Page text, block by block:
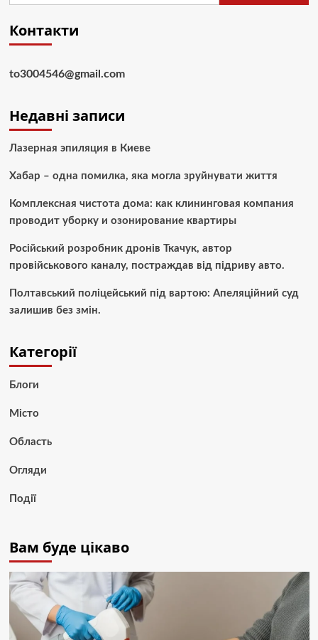
Контакти
to3004546@gmail.com
Недавні записи
Лазерная эпиляция в Киеве
Хабар – одна помилка, яка могла зруйнувати життя
Комплексная чистота дома: как клининговая компания
проводит уборку и озонирование квартиры
Російський розробник дронів Ткачук, автор
провійськового каналу, постраждав від підриву авто.
Полтавський поліцейський під вартою: Апеляційний суд
залишив без змін.
Категорії
Блоги
Місто
Область
Огляди
Події
Вам буде цікаво